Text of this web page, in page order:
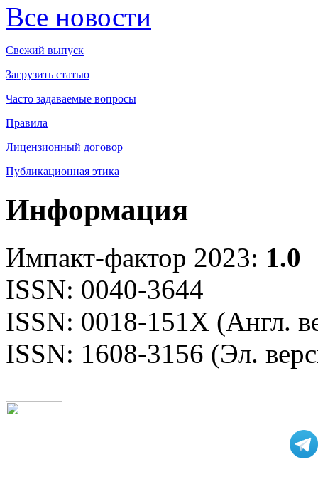
Все новости
Свежий выпуск
Загрузить статью
Часто задаваемые вопросы
Правила
Лицензионный договор
Публикационная этика
Информация
Импакт-фактор 2023: 1.0
ISSN: 0040-3644
ISSN: 0018-151X (Англ.
ISSN: 1608-3156 (Эл.